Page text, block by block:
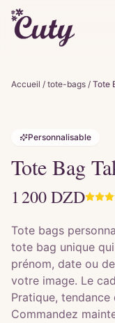
Accueil / tote-bags / Tote
Personnalisable
Tote Bag
1 200DZD
Tote bags
tote bag unique
prénom, date ou
votre image. Le
Pratique, tendance
Commandez